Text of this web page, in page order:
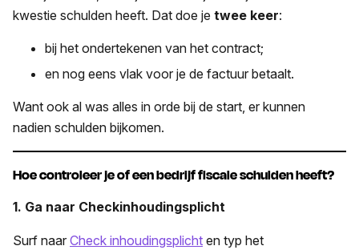
kwestie schulden heeft. Dat doe je twee keer:
bij het ondertekenen van het contract;
en nog eens vlak voor je de factuur betaalt.
Want ook al was alles in orde bij de start, er kunnen
nadien schulden bijkomen.
Hoe controleer je of een bedrijf fiscale schulden heeft?
1. Ga naar Checkinhoudingsplicht
Surf naar Check inhoudingsplicht en typ het